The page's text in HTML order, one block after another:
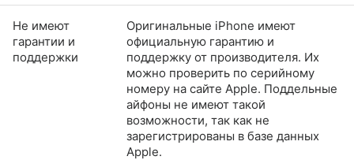
Не имеют
гарантии и
поддержки
Оригинальные iPhone имеют
официальную гарантию и
поддержку от производителя. Их
можно проверить по серийному
номеру на сайте Apple. Поддельные
айфоны не имеют такой
возможности, так как не
зарегистрированы в базе данных
Apple.